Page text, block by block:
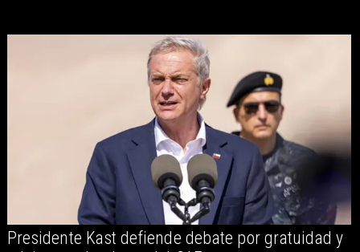
Presidente Kast defiende debate por gratuidad y